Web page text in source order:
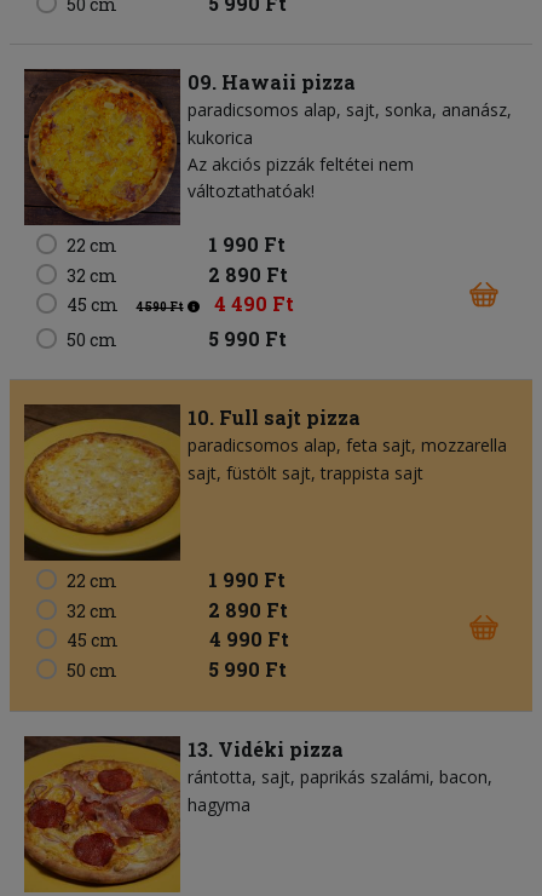
09. Hawaii pizza
paradicsomos alap sajt sonka ananász
kukorica
Az akciós pizzák feltétei nem
változtathatóak!
22 cm 1 990 Ft
32 cm 2 890 Ft
45 cm 4 590 Ft 4 490 Ft
50 cm 5 990 Ft
10. Full sajt pizza
paradicsomos alap feta sajt mozzarella
sajt füstölt sajt trappista sajt
22 cm 1 990 Ft
32 cm 2 890 Ft
45 cm 4 990 Ft
50 cm 5 990 Ft
13. Vidéki pizza
rántotta sajt paprikás szalámi bacon
hagyma